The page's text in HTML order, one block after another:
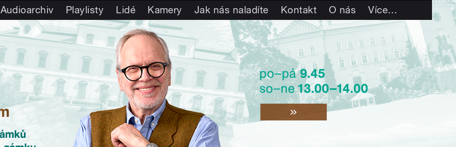
Audioarchiv Playlisty Lidé Kamery Jak nás naladíte Kontakt O nás Více…